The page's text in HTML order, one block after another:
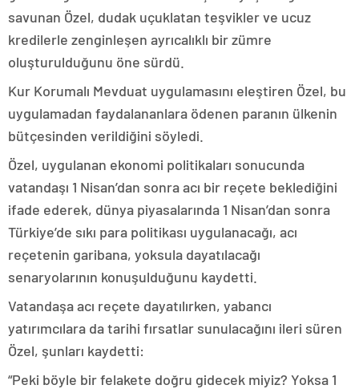
savunan Özel, dudak uçuklatan teşvikler ve ucuz
kredilerle zenginleşen ayrıcalıklı bir zümre
oluşturulduğunu öne sürdü.
Kur Korumalı Mevduat uygulamasını eleştiren Özel, bu
uygulamadan faydalananlara ödenen paranın ülkenin
bütçesinden verildiğini söyledi.
Özel, uygulanan ekonomi politikaları sonucunda
vatandaşı 1 Nisan’dan sonra acı bir reçete beklediğini
ifade ederek, dünya piyasalarında 1 Nisan’dan sonra
Türkiye’de sıkı para politikası uygulanacağı, acı
reçetenin garibana, yoksula dayatılacağı
senaryolarının konuşulduğunu kaydetti.
Vatandaşa acı reçete dayatılırken, yabancı
yatırımcılara da tarihi fırsatlar sunulacağını ileri süren
Özel, şunları kaydetti:
“Peki böyle bir felakete doğru gidecek miyiz? Yoksa 1